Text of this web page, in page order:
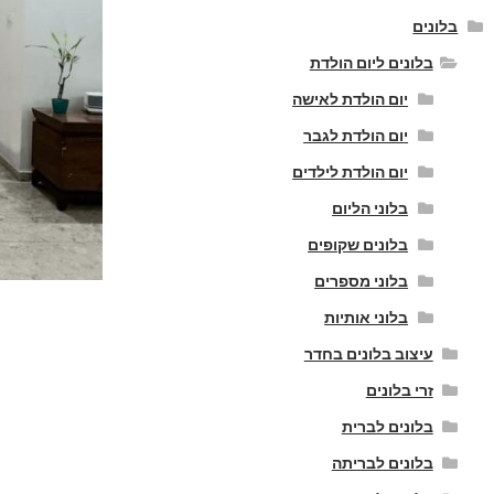
בלונים
בלונים ליום הולדת
יום הולדת לאישה
יום הולדת לגבר
יום הולדת לילדים
בלוני הליום
בלונים שקופים
בלוני מספרים
בלוני אותיות
עיצוב בלונים בחדר
זרי בלונים
בלונים לברית
בלונים לבריתה